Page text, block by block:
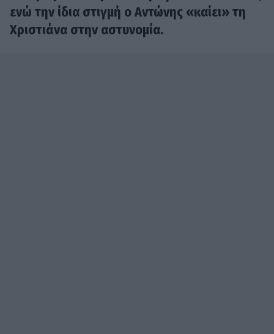
ενώ την ίδια στιγμή ο Αντώνης «καίει» τη
Χριστιάνα στην αστυνομία.